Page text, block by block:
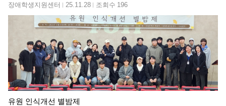
장애학생지원센터 25.11.28 조회수 196
유원 인식개선 별밤제